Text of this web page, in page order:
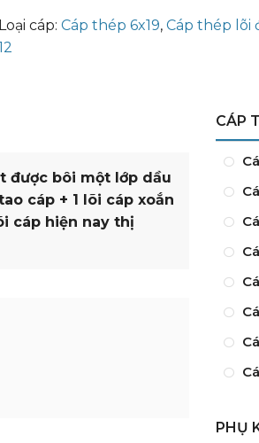
Loại cáp: Cáp thép 6x19, Cáp thép lõi
được bôi một lớp dầu
cáp + 1 lõi cáp xoắn
cáp hiện nay thị
CÁP
PHỤ